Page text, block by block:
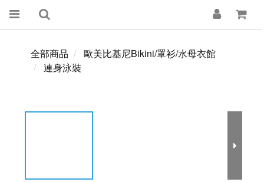
全部商品
歐美比基尼Bikini/罩衫/水母衣館
連身泳裝